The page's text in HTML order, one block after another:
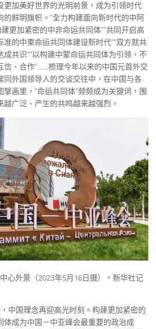
更加美好世界的光明前景，成为引领时代
的鲜明旗帜。“全力构建面向新时代的中阿
更加紧密的中非命运共同体”“共同开启高
准的中柬命运共同体建设新时代”“双方就共
成共识”“以构建中蒙命运共同体为引领，不
信、合作”……梳理今年以来的中国元首外交
同外国领导人的交谈交往中，在中国与各
擘画里，“命运共同体”频频成为关键词，围
越广泛、产生的共鸣越来越强烈。
心外景（2023年5月16日摄）。新华社记
中国理念再迎高光时刻。构建更加紧密的
体成为中国－中亚峰会最重要的政治成